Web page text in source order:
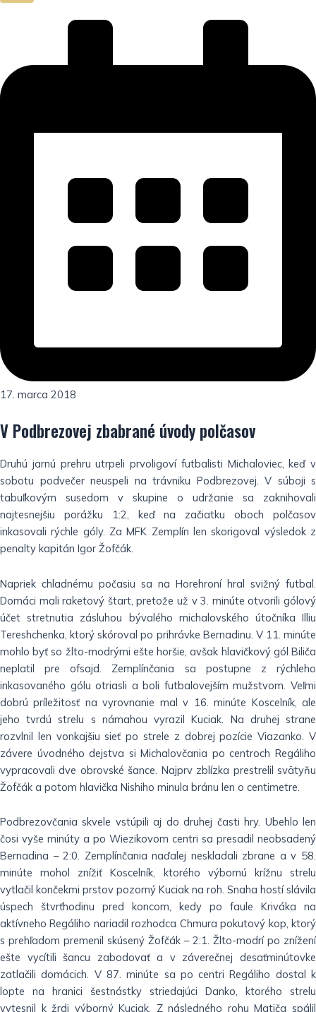
17. marca 2018
V Podbrezovej zbabrané úvody polčasov
Druhú jarnú prehru utrpeli prvoligoví futbalisti Michaloviec, keď v
sobotu podvečer neuspeli na trávniku Podbrezovej. V súboji s
tabuľkovým susedom v skupine o udržanie sa zaknihovali
najtesnejšiu porážku 1:2, keď na začiatku oboch polčasov
inkasovali rýchle góly. Za MFK Zemplín len skorigoval výsledok z
penalty kapitán Igor Žofčák.
Napriek chladnému počasiu sa na Horehroní hral svižný futbal.
Domáci mali raketový štart, pretože už v 3. minúte otvorili gólový
účet stretnutia zásluhou bývalého michalovského útočníka Illiu
Tereshchenka, ktorý skóroval po prihrávke Bernadinu. V 11. minúte
mohlo byť so žlto-modrými ešte horšie, avšak hlavičkový gól Biliča
neplatil pre ofsajd. Zemplínčania sa postupne z rýchleho
inkasovaného gólu otriasli a boli futbalovejším mužstvom. Veľmi
dobrú príležitosť na vyrovnanie mal v 16. minúte Koscelník, ale
jeho tvrdú strelu s námahou vyrazil Kuciak. Na druhej strane
rozvlnil len vonkajšiu sieť po strele z dobrej pozície Viazanko. V
závere úvodného dejstva si Michalovčania po centroch Regáliho
vypracovali dve obrovské šance. Najprv zblízka prestrelil svätyňu
Žofčák a potom hlavička Nishiho minula bránu len o centimetre.
Podbrezovčania skvele vstúpili aj do druhej časti hry. Ubehlo len
čosi vyše minúty a po Wiezikovom centri sa presadil neobsadený
Bernadina – 2:0. Zemplínčania naďalej neskladali zbrane a v 58.
minúte mohol znížiť Koscelník, ktorého výbornú krížnu strelu
vytlačil končekmi prstov pozorný Kuciak na roh. Snaha hostí slávila
úspech štvrťhodinu pred koncom, kedy po faule Kriváka na
aktívneho Regáliho nariadil rozhodca Chmura pokutový kop, ktorý
s prehľadom premenil skúsený Žofčák – 2:1. Žlto-modrí po znížení
ešte vycítili šancu zabodovať a v záverečnej desaťminútovke
zatlačili domácich. V 87. minúte sa po centri Regáliho dostal k
lopte na hranici šestnástky striedajúci Danko, ktorého strelu
vytesnil k žrdi výborný Kuciak. Z následného rohu Matiča spálil